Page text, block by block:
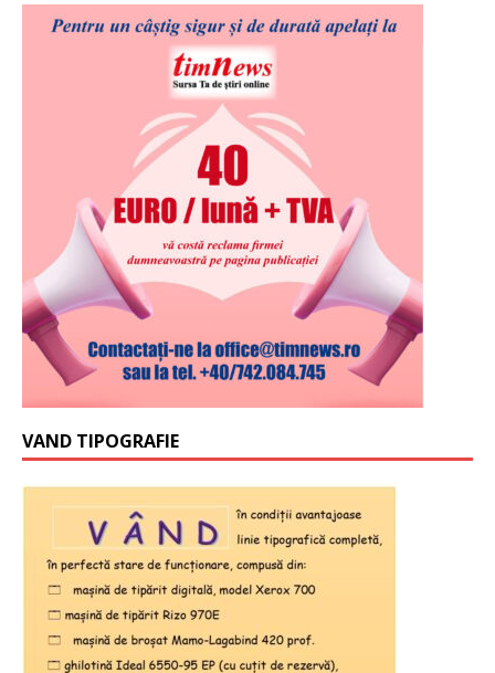
VAND TIPOGRAFIE